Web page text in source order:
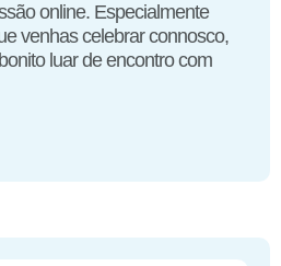
online. Especialmente
venhas celebrar connosco,
luar de encontro com